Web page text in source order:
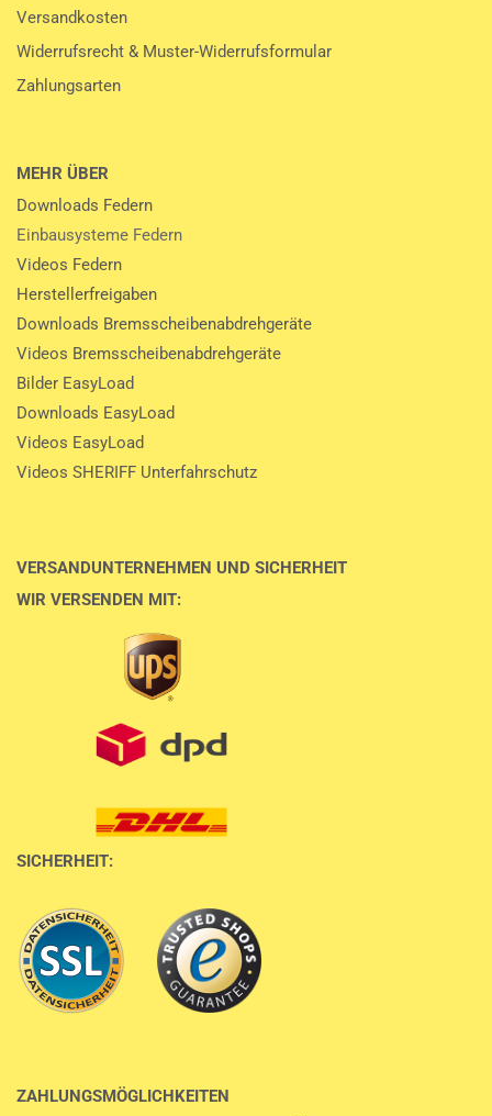
Versandkosten
Widerrufsrecht & Muster-Widerrufsformular
Zahlungsarten
MEHR ÜBER
Downloads Federn
Einbausysteme Federn
Videos Federn
Herstellerfreigaben
Downloads Bremsscheibenabdrehgeräte
Videos Bremsscheibenabdrehgeräte
Bilder EasyLoad
Downloads EasyLoad
Videos EasyLoad
Videos SHERIFF Unterfahrschutz
VERSANDUNTERNEHMEN UND SICHERHEIT
WIR VERSENDEN MIT:
SICHERHEIT:
ZAHLUNGSMÖGLICHKEITEN